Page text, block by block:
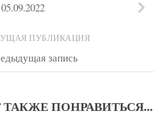
05.09.2022
ПУБЛИКАЦИЯ
запись
ПОНРАВИТЬСЯ...